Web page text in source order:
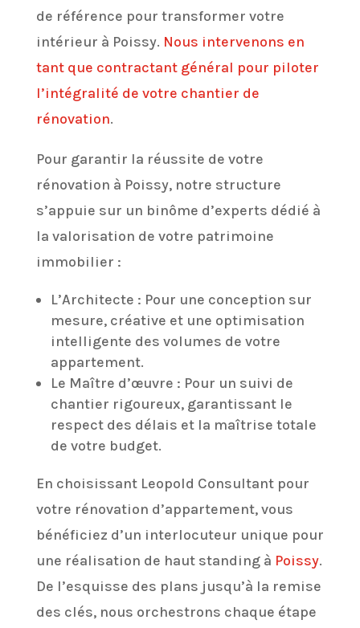
de référence pour transformer votre
intérieur à Poissy. Nous intervenons en
tant que contractant général pour piloter
l’intégralité de votre chantier de
rénovation.
Pour garantir la réussite de votre
rénovation à Poissy, notre structure
s’appuie sur un binôme d’experts dédié à
la valorisation de votre patrimoine
immobilier :
L’Architecte : Pour une conception sur
mesure, créative et une optimisation
intelligente des volumes de votre
appartement.
Le Maître d’œuvre : Pour un suivi de
chantier rigoureux, garantissant le
respect des délais et la maîtrise totale
de votre budget.
En choisissant Leopold Consultant pour
votre rénovation d’appartement, vous
bénéficiez d’un interlocuteur unique pour
une réalisation de haut standing à Poissy.
De l’esquisse des plans jusqu’à la remise
des clés, nous orchestrons chaque étape